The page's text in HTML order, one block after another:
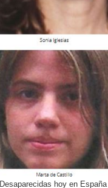
Desaparecidas hoy en España